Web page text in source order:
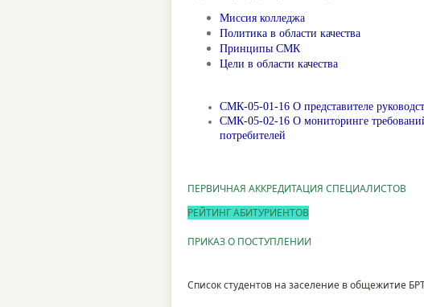
Миссия колледжа
Политика в области качества
Принципы СМК
Цели в области качества
СМК-05-01-16 О представителе
СМК-05-02-16 О мониторинге
потребителей
ПЕРВИЧНАЯ АККРЕДИТАЦИЯ СПЕЦИАЛИСТОВ
РЕЙТИНГ АБИТУРИЕНТОВ
ПРИКАЗ О ПОСТУПЛЕНИИ
Список студентов на заселение в общежитие